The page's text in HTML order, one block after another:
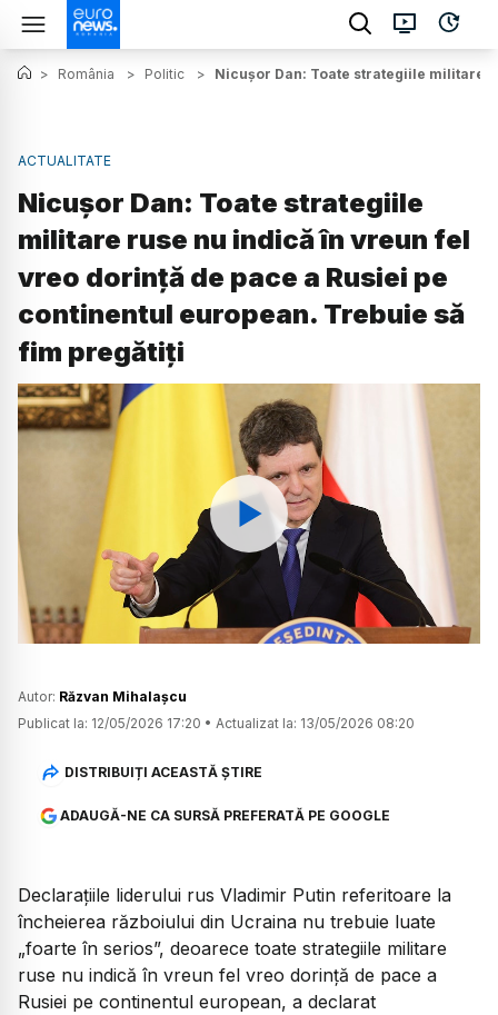
> România > Politic > Nicușor Dan: Toate strategiile militare
ACTUALITATE
Nicușor Dan: Toate strategiile
militare ruse nu indică în vreun fel
vreo dorință de pace a Rusiei pe
continentul european. Trebuie să
fim pregătiți
Watch
Autor: Răzvan Mihalașcu
Publicat la: 12/05/2026 17:20 • Actualizat la: 13/05/2026 08:20
DISTRIBUIȚI ACEASTĂ ȘTIRE
ADAUGĂ-NE CA SURSĂ PREFERATĂ PE GOOGLE
Declarațiile liderului rus Vladimir Putin referitoare la
încheierea războiului din Ucraina nu trebuie luate
„foarte în serios”, deoarece toate strategiile militare
ruse nu indică în vreun fel vreo dorință de pace a
Rusiei pe continentul european, a declarat